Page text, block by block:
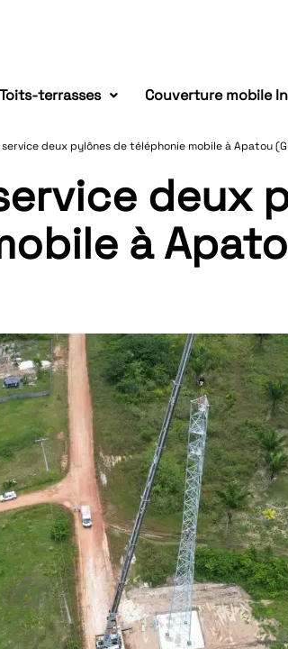
terrasses Couverture mobile
service deux pylônes de téléphonie mobile à Apatou
deux
à